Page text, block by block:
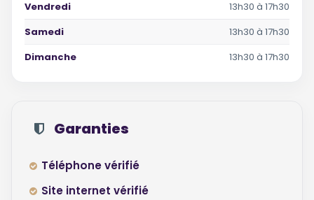
Vendredi
13h30 à 17h30
Samedi
13h30 à 17h30
Dimanche
13h30 à 17h30
Garanties
Téléphone vérifié
Site internet vérifié